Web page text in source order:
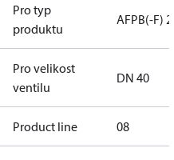
Pro typ
produktu
AFPB(-F) 2
Pro velikost
ventilu
DN 40
Product line 08